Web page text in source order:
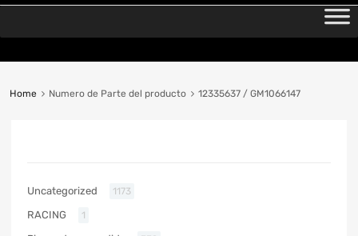
Home Numero de Parte del producto 12335637 / GM1066147
Uncategorized 1173
RACING 1